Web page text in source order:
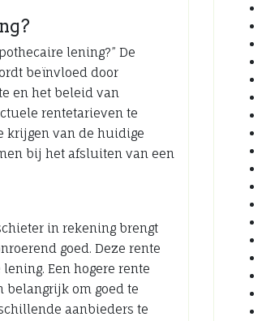
lening?” De
beïnvloed door
en het beleid van
rentetarieven te
krijgen van de huidige
bij het afsluiten van een
in rekening brengt
goed. Deze rente
Een hogere rente
belangrijk om goed te
aanbieders te